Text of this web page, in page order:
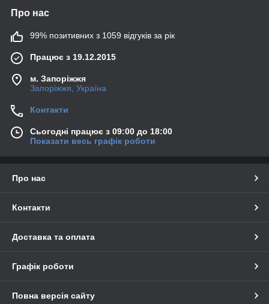
Про нас
99% позитивних з 1059 відгуків за рік
Працює з 19.12.2015
м. Запоріжжя
Запоріжжя, Україна
Контакти
Сьогодні працює з 09:00 до 18:00
Показати весь графік роботи
Про нас
Контакти
Доставка та оплата
Графік роботи
Повна версія сайту